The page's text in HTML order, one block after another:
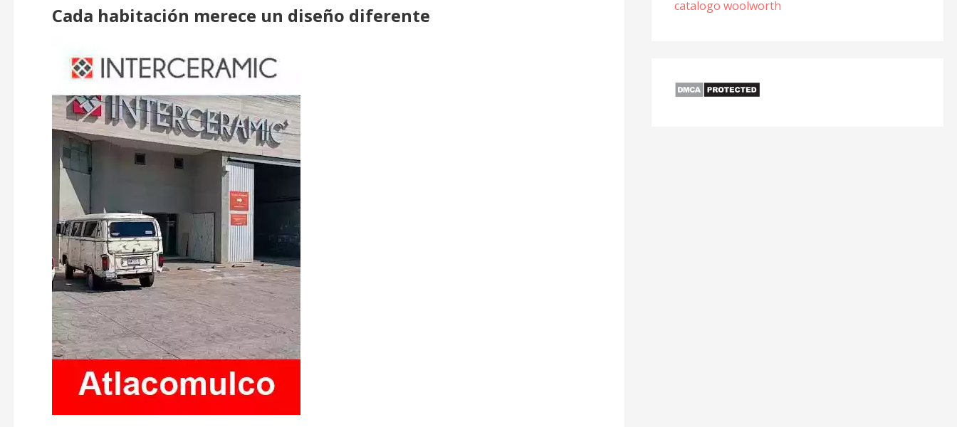
Cada habitación merece un diseño diferente
catalogo woolworth